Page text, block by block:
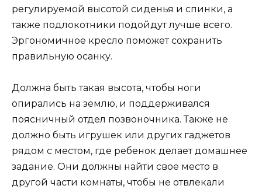
регулируемой высотой сиденья и спинки, а
также подлокотники подойдут лучше всего.
Эргономичное кресло поможет сохранить
правильную осанку.
Должна быть такая высота, чтобы ноги
опирались на землю, и поддерживался
поясничный отдел позвоночника. Также не
должно быть игрушек или других гаджетов
рядом с местом, где ребенок делает домашнее
задание. Они должны найти свое место в
другой части комнаты, чтобы не отвлекали